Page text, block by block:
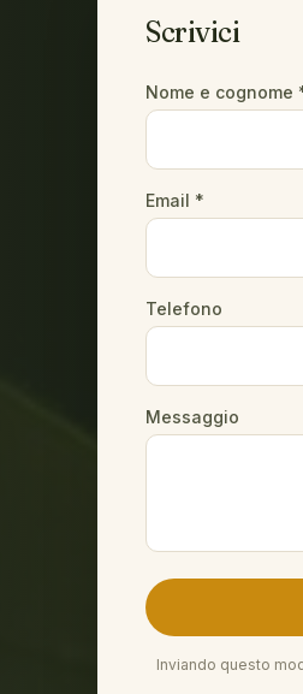
Scrivici
Nome e cognome
Email *
Telefono
Messaggio
Inviando questo